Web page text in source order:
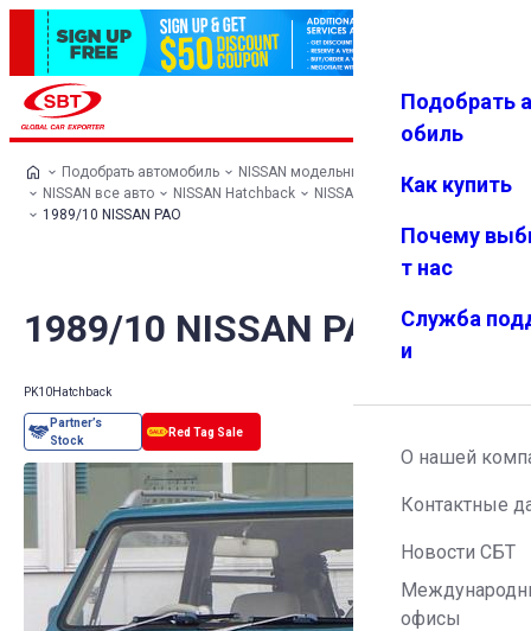
Избранн
Меню
Подобрать
обиль
Как купить
Почему
т нас
Служба
и
О нашей
Контактные
Новости СБТ
офисы
Подобрать автомобиль
NISSAN модельный ряд
NISSAN все авто
NISSAN Hatchback
NISSAN PAO
1989/10 NISSAN PAO
1989/10 NISSAN PAO
PK10Hatchback